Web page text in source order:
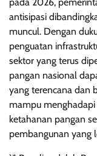
antisipasi
muncul. Dengan
penguatan
sektor yang terus
pangan nasional
yang terencana dan
mampu
ketahanan pangan
pembangunan yang